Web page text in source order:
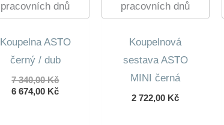
pracovních dnů
Koupelna ASTO
černý / dub
7 340,00KčPůvodní
cena
6 674,00 KčAktuální
pracovních dnů
Koupelnová
sestava ASTO
MINI černá
2 722,00 Kč